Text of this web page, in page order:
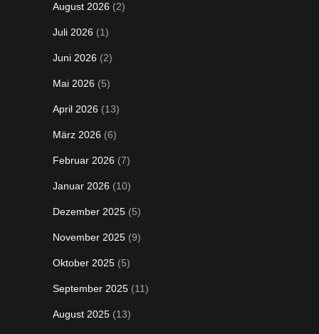
August 2026 (2)
Juli 2026 (1)
Juni 2026 (2)
Mai 2026 (5)
April 2026 (13)
März 2026 (6)
Februar 2026 (7)
Januar 2026 (10)
Dezember 2025 (5)
November 2025 (9)
Oktober 2025 (5)
September 2025 (11)
August 2025 (13)